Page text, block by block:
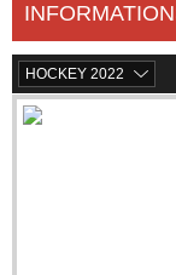
HOCKEY 2022